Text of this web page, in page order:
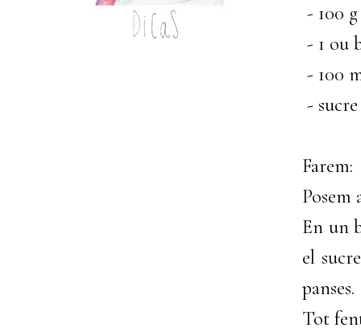
- 100
- 1 ou
- 100
-
Farem:
Posem
En un
el
panses.
Tot